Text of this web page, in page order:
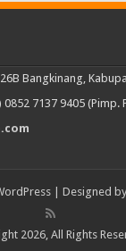
Bangkinang,
0852 7137 9405 (Pimp.
| Designed by
2026, All Rights